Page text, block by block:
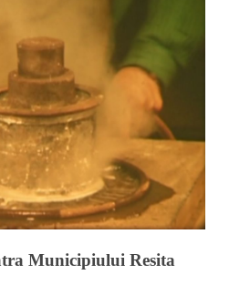
Municipiului Resita